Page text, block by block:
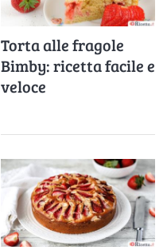
Torta alle fragole
Bimby: ricetta facile e
veloce